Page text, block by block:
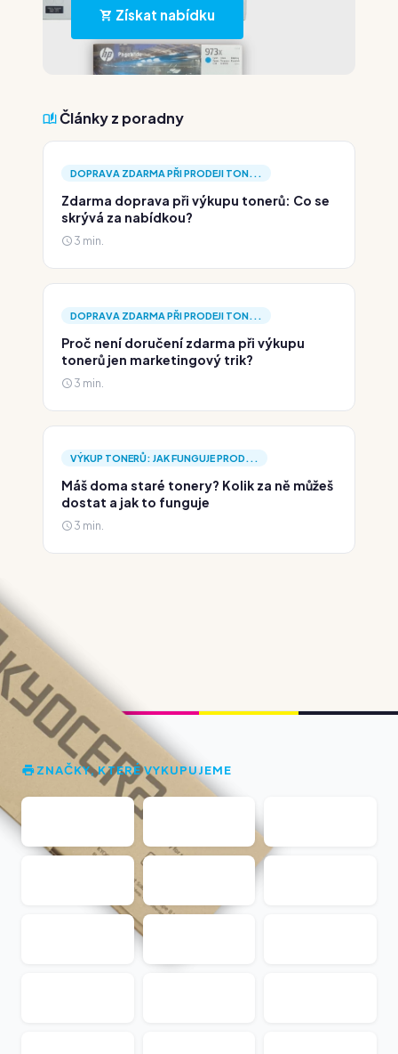
Získat nabídku
Články z poradny
DOPRAVA ZDARMA PŘI PRODEJI TON...
Zdarma doprava při výkupu tonerů: Co se
skrývá za nabídkou?
3 min.
DOPRAVA ZDARMA PŘI PRODEJI TON...
Proč není doručení zdarma při výkupu
tonerů jen marketingový trik?
3 min.
VÝKUP TONERŮ: JAK FUNGUJE PROD...
Máš doma staré tonery? Kolik za ně můžeš
dostat a jak to funguje
3 min.
ZNAČKY, KTERÉ VYKUPUJEME